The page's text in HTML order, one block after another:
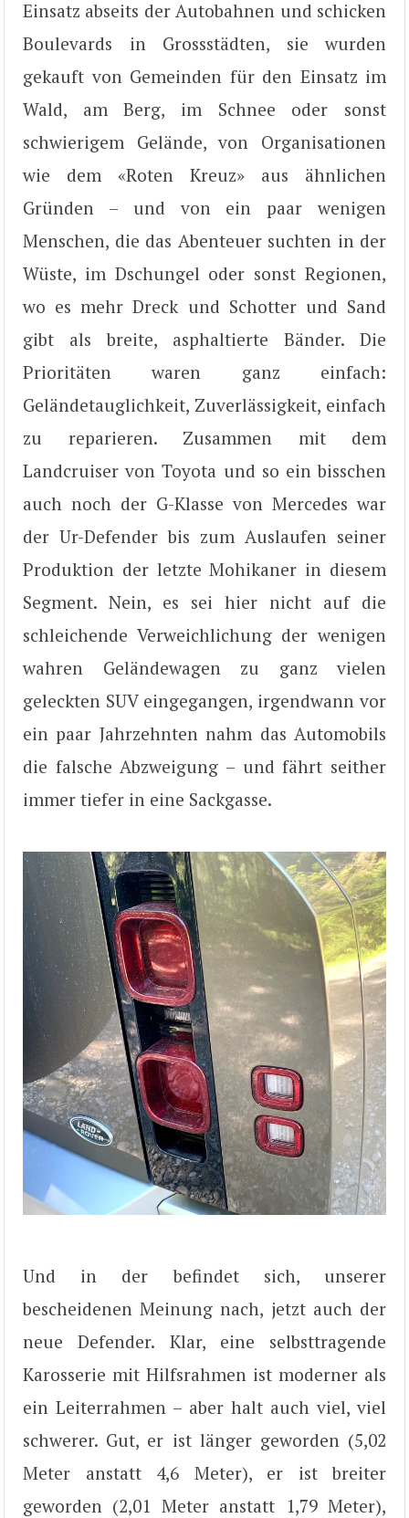
Einsatz abseits der Autobahnen und schicken
Boulevards in Grossstädten, sie wurden
gekauft von Gemeinden für den Einsatz im
Wald, am Berg, im Schnee oder sonst
schwierigem Gelände, von Organisationen
wie dem «Roten Kreuz» aus ähnlichen
Gründen – und von ein paar wenigen
Menschen, die das Abenteuer suchten in der
Wüste, im Dschungel oder sonst Regionen,
wo es mehr Dreck und Schotter und Sand
gibt als breite, asphaltierte Bänder. Die
Prioritäten waren ganz einfach:
Geländetauglichkeit, Zuverlässigkeit, einfach
zu reparieren. Zusammen mit dem
Landcruiser von Toyota und so ein bisschen
auch noch der G-Klasse von Mercedes war
der Ur-Defender bis zum Auslaufen seiner
Produktion der letzte Mohikaner in diesem
Segment. Nein, es sei hier nicht auf die
schleichende Verweichlichung der wenigen
wahren Geländewagen zu ganz vielen
geleckten SUV eingegangen, irgendwann vor
ein paar Jahrzehnten nahm das Automobils
die falsche Abzweigung – und fährt seither
immer tiefer in eine Sackgasse.
Und in der befindet sich, unserer
bescheidenen Meinung nach, jetzt auch der
neue Defender. Klar, eine selbsttragende
Karosserie mit Hilfsrahmen ist moderner als
ein Leiterrahmen – aber halt auch viel, viel
schwerer. Gut, er ist länger geworden (5,02
Meter anstatt 4,6 Meter), er ist breiter
geworden (2,01 Meter anstatt 1,79 Meter),